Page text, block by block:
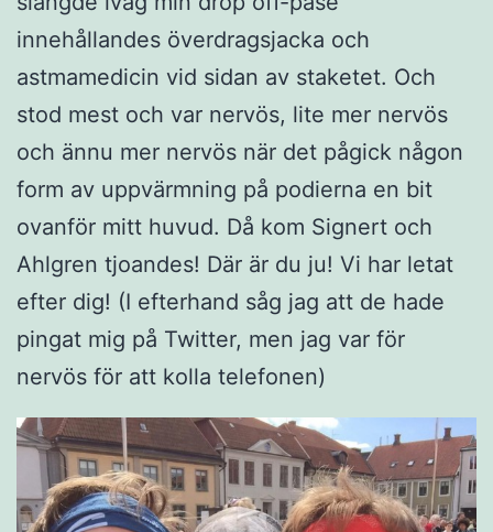
innehållandes överdragsjacka och
astmamedicin vid sidan av staketet. Och
stod mest och var nervös, lite mer nervös
och ännu mer nervös när det pågick någon
form av uppvärmning på podierna en bit
ovanför mitt huvud. Då kom Signert och
Ahlgren tjoandes! Där är du ju! Vi har letat
efter dig! (I efterhand såg jag att de hade
pingat mig på Twitter, men jag var för
nervös för att kolla telefonen)